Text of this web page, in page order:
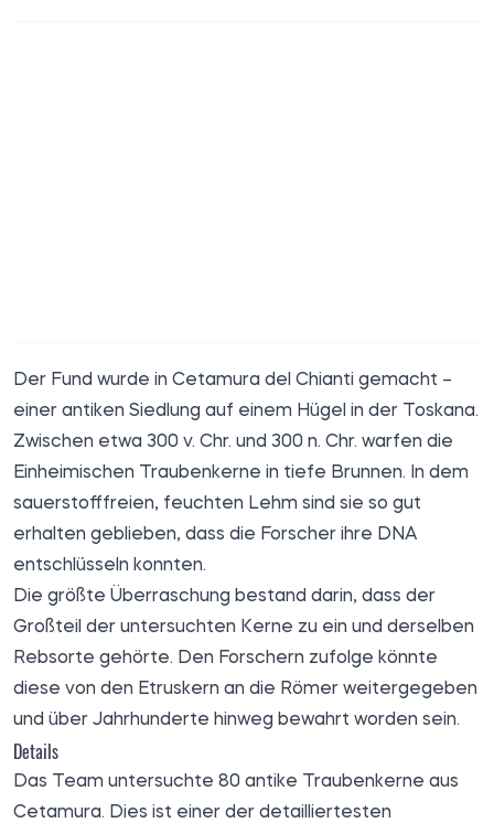
Der Fund wurde in Cetamura del Chianti gemacht –
einer antiken Siedlung auf einem Hügel in der Toskana.
Zwischen etwa 300 v. Chr. und 300 n. Chr. warfen die
Einheimischen Traubenkerne in tiefe Brunnen. In dem
sauerstofffreien, feuchten Lehm sind sie so gut
erhalten geblieben, dass die Forscher ihre DNA
entschlüsseln konnten.
Die größte Überraschung bestand darin, dass der
Großteil der untersuchten Kerne zu ein und derselben
Rebsorte gehörte. Den Forschern zufolge könnte
diese von den Etruskern an die Römer weitergegeben
und über Jahrhunderte hinweg bewahrt worden sein.
Details
Das Team untersuchte 80 antike Traubenkerne aus
Cetamura. Dies ist einer der detailliertesten